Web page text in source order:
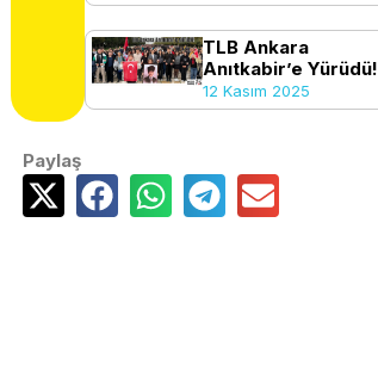
TLB Ankara
Anıtkabir’e Yürüdü!
12 Kasım 2025
Paylaş